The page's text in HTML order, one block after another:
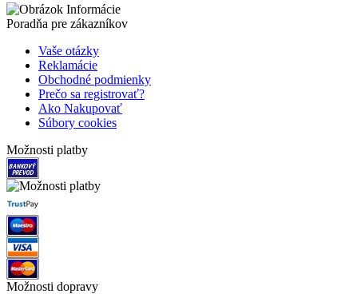
Poradňa pre zákazníkov
Vaše otázky
Reklamácie
Obchodné podmienky
Prečo sa registrovať?
Ako Nakupovať
Súbory cookies
Možnosti platby
Možnosti dopravy